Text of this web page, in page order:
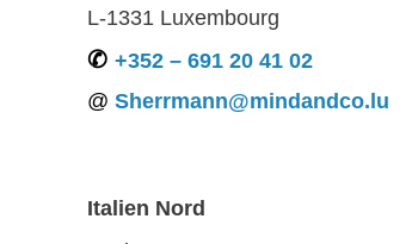
L-1331 Luxembourg
+352 – 691 20 41 02
Sherrmann@mindandco.lu
Italien Nord